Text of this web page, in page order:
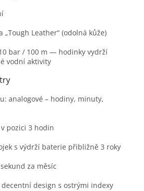
„Tough Leather“ (odolná kůže)
bar / 100 m — hodinky vydrží
vodní aktivity
analogové – hodiny, minuty,
pozici 3 hodin
s výdrží baterie přibližně 3 roky
za měsíc
design s ostrými indexy